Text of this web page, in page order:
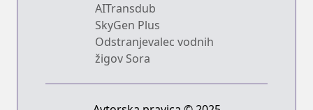
AITransdub
SkyGen Plus
Odstranjevalec vodnih
žigov Sora